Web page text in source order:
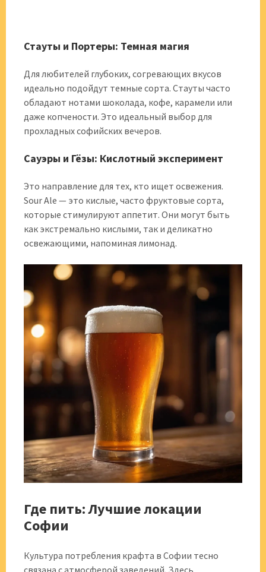
Стауты и Портеры: Темная магия
Для любителей глубоких, согревающих вкусов
идеально подойдут темные сорта. Стауты часто
обладают нотами шоколада, кофе, карамели или
даже копчености. Это идеальный выбор для
прохладных софийских вечеров.
Сауэры и Гёзы: Кислотный эксперимент
Это направление для тех, кто ищет освежения.
Sour Ale — это кислые, часто фруктовые сорта,
которые стимулируют аппетит. Они могут быть
как экстремально кислыми, так и деликатно
освежающими, напоминая лимонад.
Где пить: Лучшие локации
Софии
Культура потребления крафта в Софии тесно
связана с атмосферой заведений. Здесь